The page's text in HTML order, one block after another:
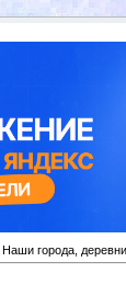
Наши города,